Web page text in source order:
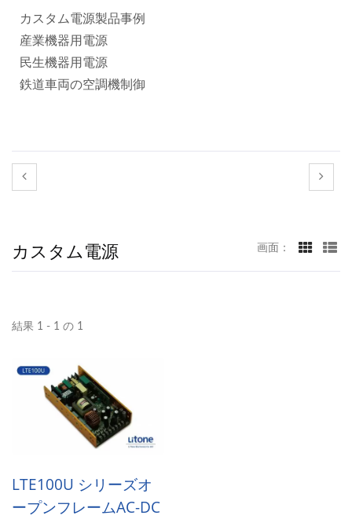
カスタム電源製品事例
産業機器用電源
民生機器用電源
鉄道車両の空調機制御
カスタム電源 画面：
結果 1 - 1 の 1
LTE100U シリーズオ
ープンフレームAC-DC